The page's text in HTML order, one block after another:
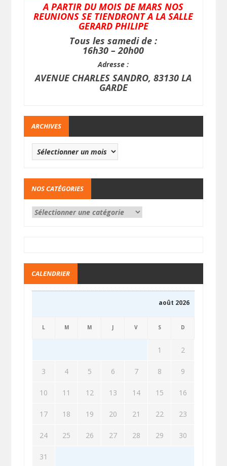
A PARTIR DU MOIS DE MARS NOS
REUNIONS SE TIENDRONT A LA SALLE
GERARD PHILIPE
Tous les samedi de :
16h30 – 20h00
Adresse :
AVENUE CHARLES SANDRO, 83130 LA
GARDE
ARCHIVES
NOS CATÉGORIES
CALENDRIER
août 2026
L M M J V S D
1 2
3 4 5 6 7 8 9
10 11 12 13 14 15 16
17 18 19 20 21 22 23
24 25 26 27 28 29 30
31